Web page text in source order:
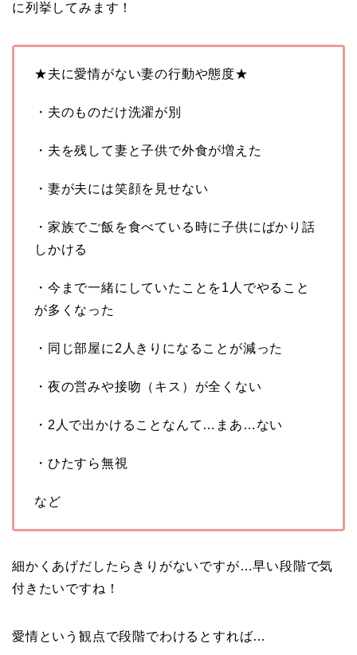
に列挙してみます！
★夫に愛情がない妻の行動や態度★
・夫のものだけ洗濯が別
・夫を残して妻と子供で外食が増えた
・妻が夫には笑顔を見せない
・家族でご飯を食べている時に子供にばかり話
しかける
・今まで一緒にしていたことを1人でやること
が多くなった
・同じ部屋に2人きりになることが減った
・夜の営みや接吻（キス）が全くない
・2人で出かけることなんて…まあ…ない
・ひたすら無視
など
細かくあげだしたらきりがないですが…早い段階で気
付きたいですね！
愛情という観点で段階でわけるとすれば…